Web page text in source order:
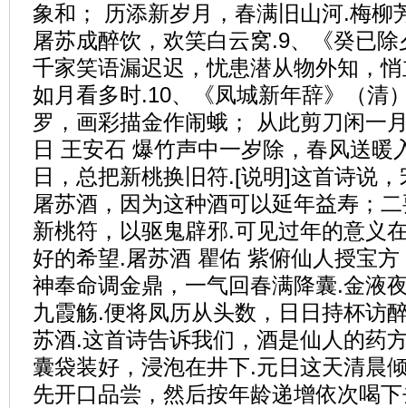
象和； 历添新岁月，春满旧山河.梅柳
屠苏成醉饮，欢笑白云窝.9、《癸已
千家笑语漏迟迟，忧患潜从物外知，
如月看多时.10、《凤城新年辞》（清
罗，画彩描金作闹蛾； 从此剪刀闲一
日 王安石 爆竹声中一岁除，春风送暖
日，总把新桃换旧符.[说明]这首诗说
屠苏酒，因为这种酒可以延年益寿；
新桃符，以驱鬼辟邪.可见过年的意义
好的希望.屠苏酒 瞿佑 紫俯仙人授宝
神奉命调金鼎，一气回春满降囊.金液
九霞觞.便将凤历从头数，日日持杯访
苏酒.这首诗告诉我们，酒是仙人的药
囊袋装好，浸泡在井下.元日这天清晨
先开口品尝，然后按年龄递增依次喝